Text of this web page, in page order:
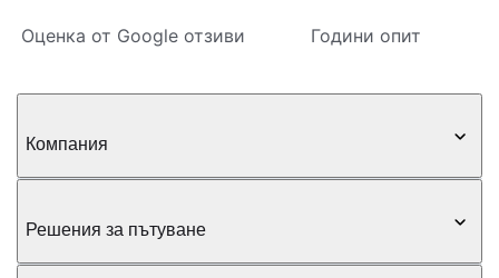
Оценка от Google отзиви Години опит
Компания
Решения за пътуване